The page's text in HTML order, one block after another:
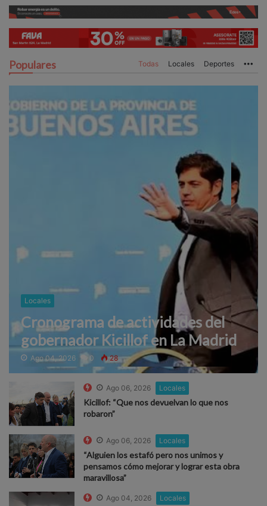
Madrid
Populares Todas Locales Deportes
Locales
Cronograma de actividades del
gobernador Kicillof en La Madrid
Ago 04, 2026 0 28
Ago 06, 2026 Locales
Kicillof: “Que nos devuelvan lo que nos
robaron”
Ago 06, 2026 Locales
“Alguien los estafó pero nos unimos y
pensamos cómo mejorar y lograr esta obra
maravillosa”
Ago 04, 2026 Locales